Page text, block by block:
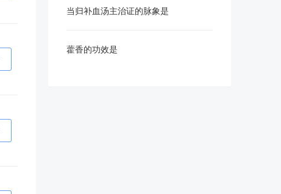
当归补血汤主治证的脉象是
藿香的功效是